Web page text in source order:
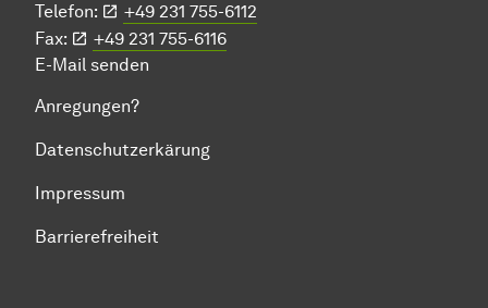
Telefon:
+49 231 755-6112
Fax:
+49 231 755-6116
E-Mail senden
Anregungen?
Datenschutzerkärung
Impressum
Barrierefreiheit